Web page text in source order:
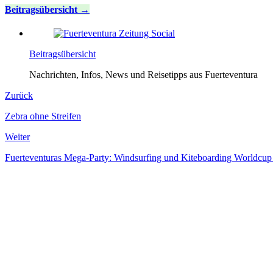
Beitragsübersicht
Beitragsübersicht
Nachrichten, Infos, News und Reisetipps aus Fuerteventura
Zurück
Zebra ohne Streifen
Weiter
Fuerteventuras Mega-Party: Windsurfing und Kiteboarding